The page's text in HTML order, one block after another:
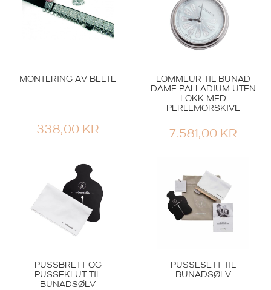
VEST-OPPLAND
741,00 KR
VOSS
SMYKKESKRIN TIL
BUNADSØLV
BUNADSKRIN MED
1.537,00KR
MONTERING AV BELTE
338,00 KR
LOMMEUR TIL BUNAD
DAME PALLADIUM UTEN
LOKK MED
PERLEMORSKIVE
7.581,00 KR
PUSSBRETT OG
PUSSEKLUT TIL
BUNADSØLV
PUSSESETT TIL
BUNADSØLV